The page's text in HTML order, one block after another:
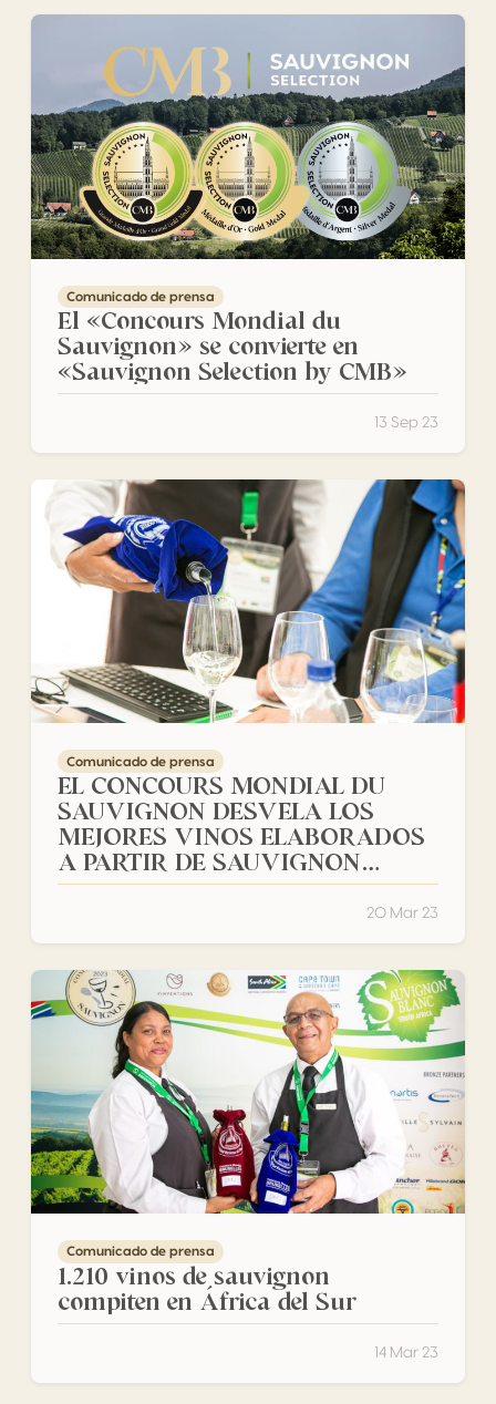
El «Concours Mondial du Sauvignon» se convierte en
Comunicado de prensa
El «Concours Mondial du
Sauvignon» se convierte en
«Sauvignon Selection by CMB»
13 Sep 23
EL CONCOURS MONDIAL DU SAUVIGNON DESVELA LOS
Comunicado de prensa
EL CONCOURS MONDIAL DU
SAUVIGNON DESVELA LOS
MEJORES VINOS ELABORADOS
A PARTIR DE SAUVIGNON
BLANC
20 Mar 23
1.210 vinos de sauvignon compiten en África del Sur
Comunicado de prensa
1.210 vinos de sauvignon
compiten en África del Sur
14 Mar 23